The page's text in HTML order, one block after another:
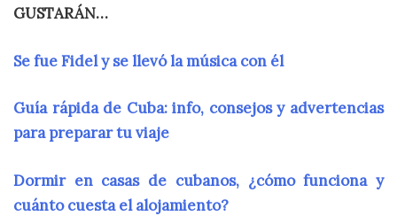
GUSTARÁN…
Se fue Fidel y se llevó la música con él
Guía rápida de Cuba: info, consejos y advertencias
para preparar tu viaje
Dormir en casas de cubanos, ¿cómo funciona y
cuánto cuesta el alojamiento?